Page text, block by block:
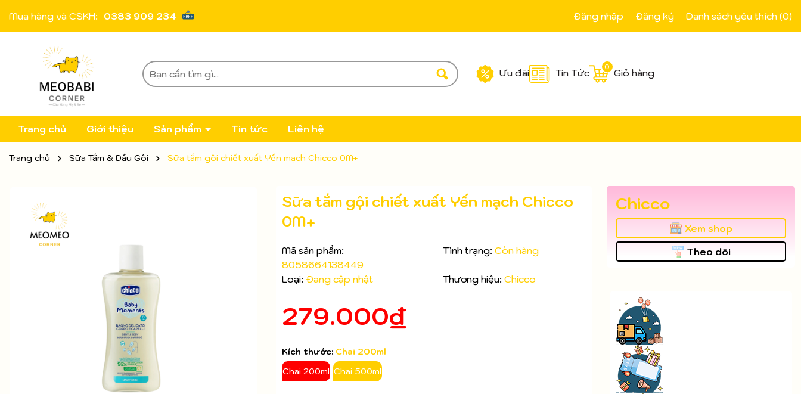
Mua hàng và CSKH: 0383 909 234 Đăng nhập Đăng ký Danh sách yêu thích (0)
Ưu đãi Tin Tức Giỏ hàng
0
Trang chủ Giới thiệu Sản phẩm Tin tức Liên hệ
Trang chủ Sữa Tắm & Dầu Gội Sữa tắm gội chiết xuất Yến mạch Chicco 0M+
Sữa tắm gội chiết xuất Yến mạch Chicco
0M+
Mã sản phẩm:
8058664138449
Tình trạng: Còn hàng
Loại: Đang cập nhật Thương hiệu: Chicco
279.000₫
Kích thước: Chai 200ml
Chai 200ml Chai 500ml
Ngày hết hạn:
Điều kiện:
Chicco
Xem shop
Theo dõi